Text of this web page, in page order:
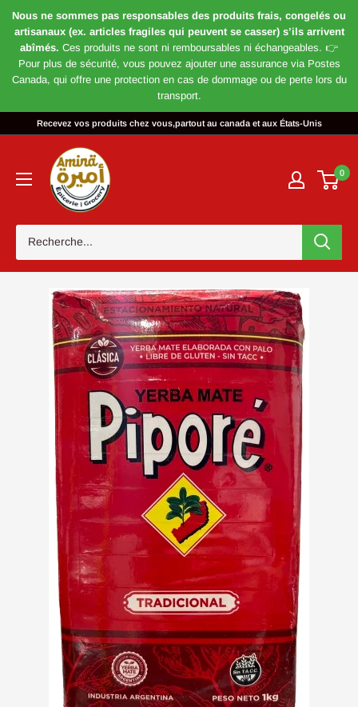
Nous ne sommes pas responsables des produits frais, congelés ou
artisanaux (ex. articles fragiles qui peuvent se casser) s’ils arrivent
abîmés. Ces produits ne sont ni remboursables ni échangeables. 👉
Pour plus de sécurité, vous pouvez ajouter une assurance via Postes
Canada, qui offre une protection en cas de dommage ou de perte lors du
transport.
Recevez vos produits chez vous,partout au canada et aux États-Unis
Magasin
Amira
0